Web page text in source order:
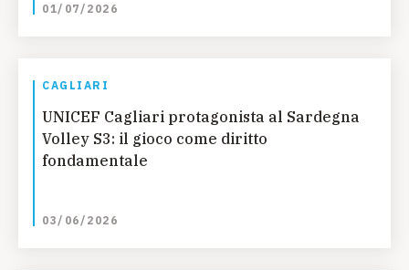
01/07/2026
CAGLIARI
UNICEF Cagliari protagonista al Sardegna
Volley S3: il gioco come diritto
fondamentale
03/06/2026